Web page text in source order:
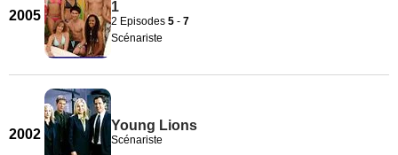
2005
1
2 Episodes 5 - 7
Scénariste
2002
Young Lions
Scénariste